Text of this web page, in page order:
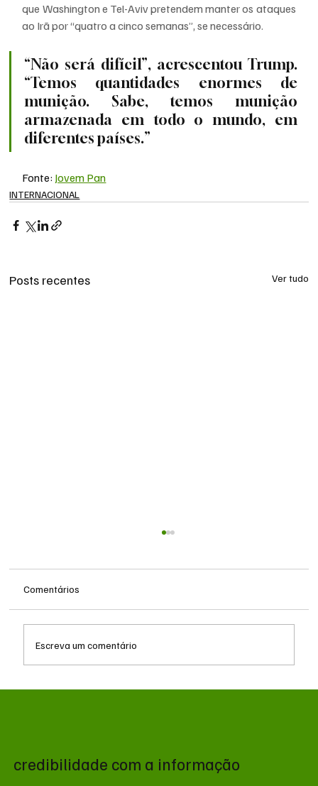
que Washington e Tel-Aviv pretendem manter os ataques
ao Irã por “quatro a cinco semanas”, se necessário.
“Não será difícil”, acrescentou Trump.
“Temos quantidades enormes de
munição. Sabe, temos munição
armazenada em todo o mundo, em
diferentes países.”
Fonte: Jovem Pan
INTERNACIONAL
Posts recentes Ver tudo
Comentários
Escreva um comentário
credibilidade com a informação